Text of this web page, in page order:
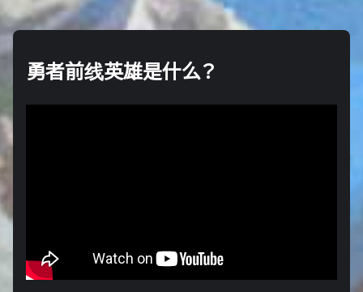
勇者前线英雄是什么？